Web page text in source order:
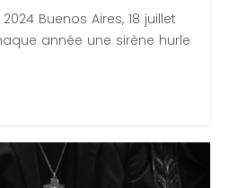
Buenos Aires, 18 juillet
année une sirène hurle